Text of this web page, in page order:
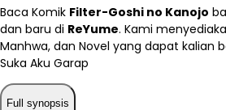
Baca Komik Filter-Goshi no Kanojo
dan baru di ReYume. Kami
Manhwa, dan Novel yang dapat kalian
Suka Aku Garap
Full synopsis